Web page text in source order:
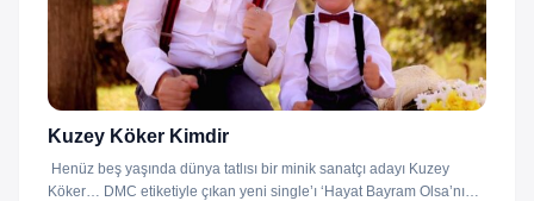
Kuzey Köker Kimdir
Henüz beş yaşında dünya tatlısı bir minik sanatçı adayı Kuzey
Köker… DMC etiketiyle çıkan yeni single’ı ‘Hayat Bayram Olsa’nın